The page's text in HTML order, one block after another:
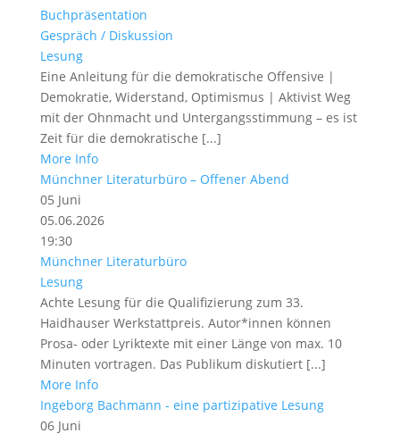
Buchpräsentation
Gespräch / Diskussion
Lesung
Eine Anleitung für die demokratische Offensive |
Demokratie, Widerstand, Optimismus | Aktivist Weg
mit der Ohnmacht und Untergangsstimmung – es ist
Zeit für die demokratische [...]
More Info
Münchner Literaturbüro – Offener Abend
05 Juni
05.06.2026
19:30
Münchner Literaturbüro
Lesung
Achte Lesung für die Qualifizierung zum 33.
Haidhauser Werkstattpreis. Autor*innen können
Prosa- oder Lyriktexte mit einer Länge von max. 10
Minuten vortragen. Das Publikum diskutiert [...]
More Info
Ingeborg Bachmann - eine partizipative Lesung
06 Juni